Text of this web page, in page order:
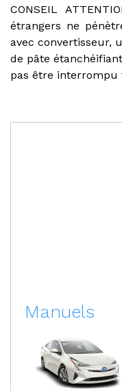
CONSEIL
étrangers ne
avec convertisseur,
de pâte
pas être interrompu
Manuels